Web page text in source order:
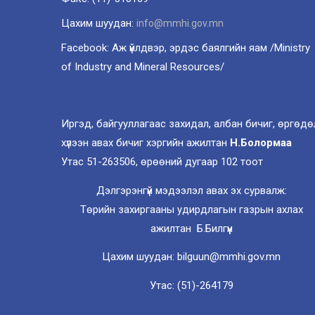
Цахим шуудан: info@mmhi.gov.mn
Facebook: Аж үйлдвэр, эрдэс баялгийн яам /Ministry
of Industry and Mineral Resources/
Иргэд, байгууллагаас захидал, албан бичиг,
хүлээн авах бичиг хэргийн ажилтан Н.Болормаа
Утас 51-263506, өрөөний дугаар 102 тоот
Дэлгэрэнгүй мэдээлэл авах эх сурвалж:
Төрийн захиргааны удирдлагын газрын ахлах
ажилтан Б.Билгүүн
Цахим шуудан: bilguun@mmhi.gov.mn
Утас: (51)-264179